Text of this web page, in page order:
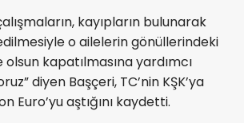
kayıpların bulunarak
o ailelerin gönüllerindeki
olsun kapatılmasına yardımcı
diyen Başçeri, TC’nin KŞK’ya
Euro’yu aştığını kaydetti.